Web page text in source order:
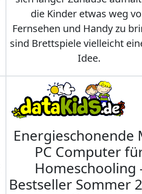
die Kinder etwas weg
Fernsehen und Handy zu
sind Brettspiele vielleicht
Idee.
Energieschonende
PC Computer
Homeschooling
Bestseller Sommer